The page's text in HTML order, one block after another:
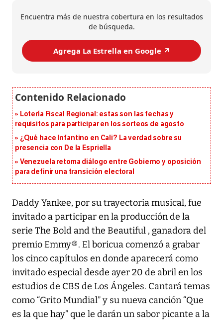
Encuentra más de nuestra cobertura en los resultados
de búsqueda.
Agrega La Estrella en Google ↗️
Lotería Fiscal Regional: estas son las fechas y
requisitos para participar en los sorteos de agosto
¿Qué hace Infantino en Cali? La verdad sobre su
presencia con De la Espriella
Venezuela retoma diálogo entre Gobierno y oposición
para definir una transición electoral
Daddy Yankee, por su trayectoria musical, fue
invitado a participar en la producción de la
serie The Bold and the Beautiful , ganadora del
premio Emmy®. El boricua comenzó a grabar
los cinco capítulos en donde aparecerá como
invitado especial desde ayer 20 de abril en los
estudios de CBS de Los Ángeles. Cantará temas
como “Grito Mundial” y su nueva canción “Que
es la que hay” que le darán un sabor picante a la